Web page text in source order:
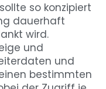
so konzipiert
dauerhaft
wird.
und
und
bestimmten